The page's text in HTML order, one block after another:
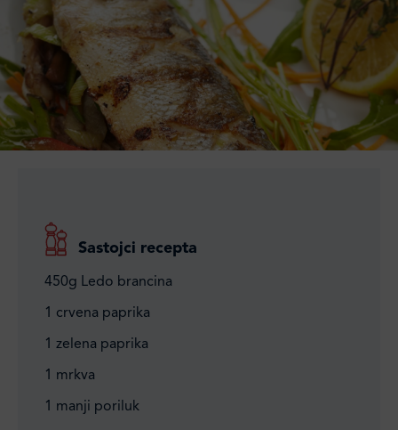
Sastojci recepta
450g Ledo brancina
1 crvena paprika
1 zelena paprika
1 mrkva
1 manji poriluk